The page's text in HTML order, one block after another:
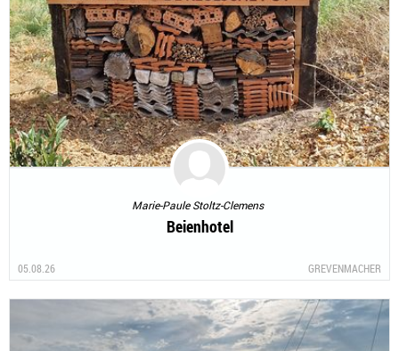
Marie-Paule Stoltz-Clemens
Beienhotel
05.08.26 GREVENMACHER